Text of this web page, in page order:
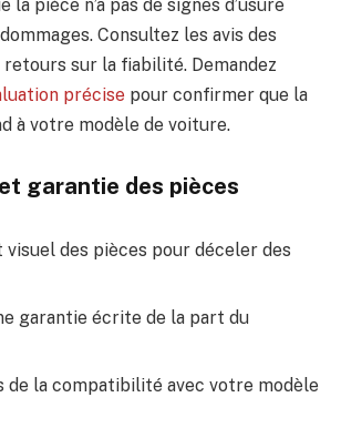
la pièce n’a pas de signes d’usure
Consultez les avis des
sur la fiabilité. Demandez
précise pour confirmer que la
à votre modèle de voiture.
garantie des pièces
visuel des pièces pour déceler des
garantie écrite de la part du
de la compatibilité avec votre modèle